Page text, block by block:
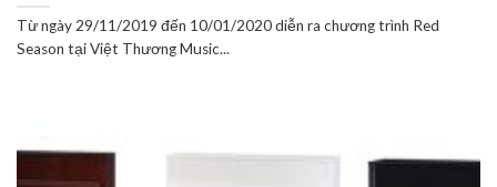
Từ ngày 29/11/2019 đến 10/01/2020 diễn ra chương trình Red
Season tại Việt Thương Music...